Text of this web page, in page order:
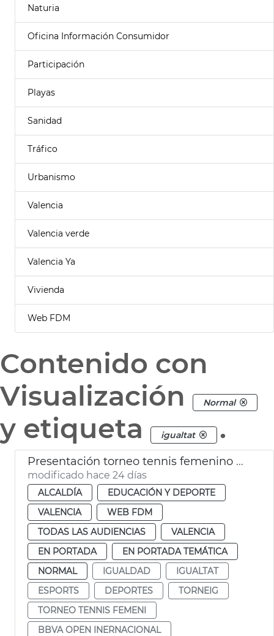
Naturia
Oficina Información Consumidor
Participación
Playas
Sanidad
Tráfico
Urbanismo
Valencia
Valencia verde
Valencia Ya
Vivienda
Web FDM
Contenido con
Visualización
Normal
y etiqueta igualtat .
Presentación torneo tennis femenino BBVA Open Internacional
modificado hace 24 días
ALCALDÍA
EDUCACIÓN Y DEPORTE
VALENCIA
WEB FDM
TODAS LAS AUDIENCIAS
VALENCIA
EN PORTADA
EN PORTADA TEMÁTICA
NORMAL
IGUALDAD
IGUALTAT
ESPORTS
DEPORTES
TORNEIG
TORNEO TENNIS FEMENI
BBVA OPEN INERNACIONAL